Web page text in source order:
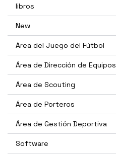
libros
New
Área del Juego del Fútbol
Área de Dirección de Equipos
Área de Scouting
Área de Porteros
Área de Gestión Deportiva
Software